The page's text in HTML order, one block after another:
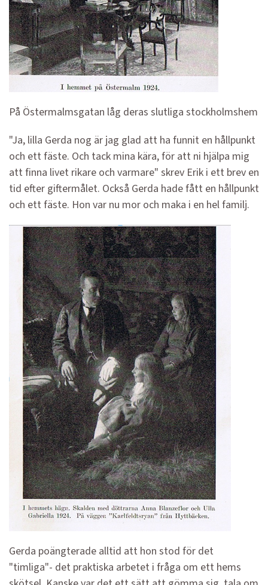
På Östermalmsgatan låg deras slutliga stockholmshem
"Ja, lilla Gerda nog är jag glad att ha funnit en hållpunkt
och ett fäste. Och tack mina kära, för att ni hjälpa mig
att finna livet rikare och varmare" skrev Erik i ett brev en
tid efter giftermålet. Också Gerda hade fått en hållpunkt
och ett fäste. Hon var nu mor och maka i en hel familj.
Gerda poängterade alltid att hon stod för det
"timliga"- det praktiska arbetet i fråga om ett hems